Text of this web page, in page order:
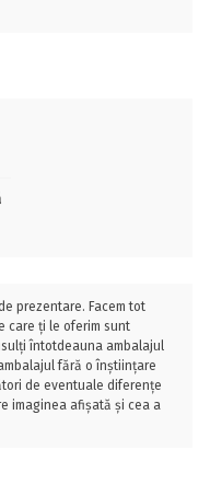
prezentare. Facem tot
care ți le oferim sunt
întotdeauna ambalajul
fără o înștiințare
de eventuale diferențe
imaginea afișată și cea a